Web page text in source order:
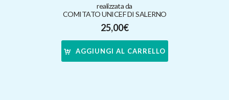
realizzata da
COMITATO UNICEF DI SALERNO
25,00€
AGGIUNGI AL CARRELLO